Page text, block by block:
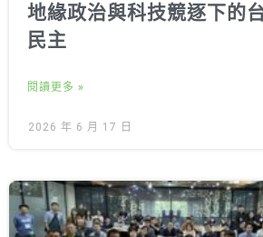
地緣政治與科技競逐下的
民主
閱讀更多 »
2026 年 6 月 17 日